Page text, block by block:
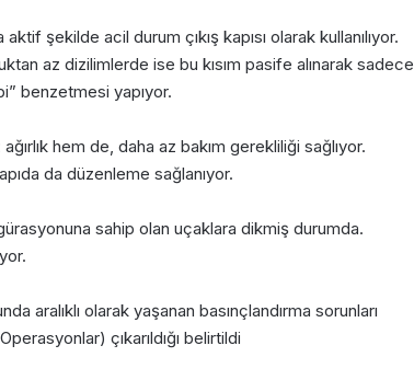
şekilde acil durum çıkış kapısı olarak kullanılıyor.
az dizilimlerde ise bu kısım pasife alınarak sadece
benzetmesi yapıyor.
hem de, daha az bakım gerekliliği sağlıyor.
da düzenleme sağlanıyor.
sahip olan uçaklara dikmiş durumda.
aralıklı olarak yaşanan basınçlandırma sorunları
çıkarıldığı belirtildi